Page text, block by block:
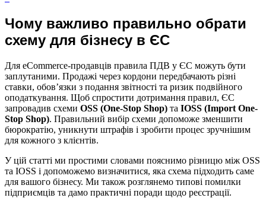
Чому важливо правильно обрати
схему для бізнесу в ЄС
Для eCommerce-продавців правила ПДВ у ЄС можуть бути
заплутаними. Продажі через кордони передбачають різні
ставки, обов’язки з подання звітності та ризик подвійного
оподаткування. Щоб спростити дотримання правил, ЄС
запровадив схеми OSS (One-Stop Shop) та IOSS (Import One-
Stop Shop). Правильний вибір схеми допоможе зменшити
бюрократію, уникнути штрафів і зробити процес зручнішим
для кожного з клієнтів.
У цій статті ми простими словами пояснимо різницю між OSS
та IOSS і допоможемо визначитися, яка схема підходить саме
для вашого бізнесу. Ми також розглянемо типові помилки
підприємців та дамо практичні поради щодо реєстрації.